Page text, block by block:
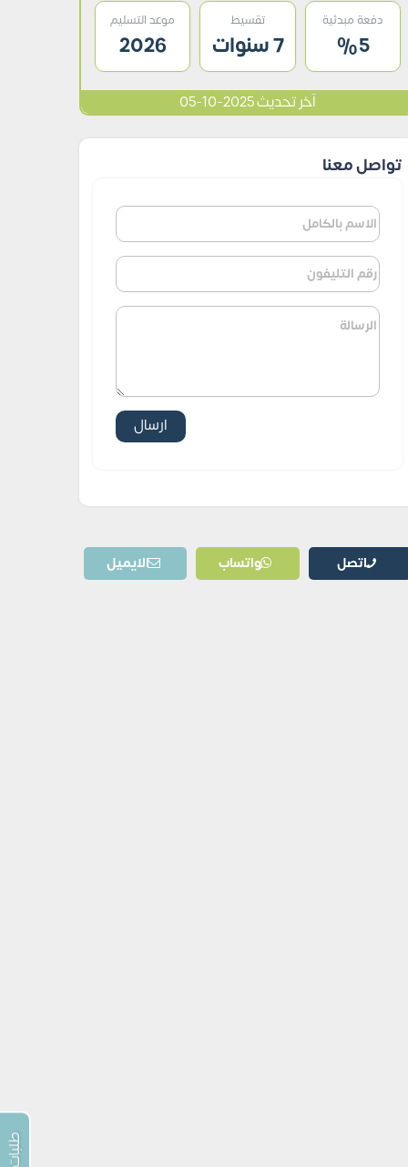
دفعة مبدئية
%5
تقسيط
7 سنوات
موعد التسليم
2026
آخر تحديث 2025-10-05
تواصل معنا
اتصل واتساب الايميل